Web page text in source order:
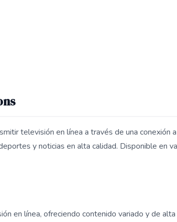
televisión en línea a través de una conexión
y noticias en alta calidad. Disponible en
en línea, ofreciendo contenido variado y de